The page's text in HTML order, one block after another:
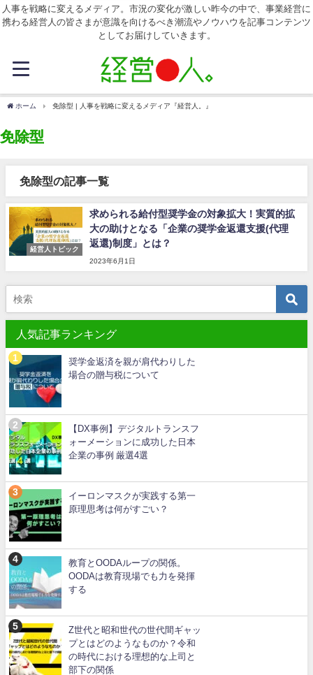
人事を戦略に変えるメディア。市況の変化が激しい昨今の中で、事業経営に
携わる経営人の皆さまが意識を向けるべき潮流やノウハウを記事コンテンツ
としてお届けしていきます。
ホーム 免除型 | 人事を戦略に変えるメディア『経営人。』
免除型
免除型の記事一覧
経営人トピック
求められる給付型奨学金の対象拡大！実質的拡
大の助けとなる「企業の奨学金返還支援(代理
返還)制度」とは？
2023年6月1日
人気記事ランキング
奨学金返済を親が肩代わりした
場合の贈与税について
【DX事例】デジタルトランスフ
ォーメーションに成功した日本
企業の事例 厳選4選
イーロンマスクが実践する第一
原理思考は何がすごい？
教育とOODAループの関係。
OODAは教育現場でも力を発揮
する
Z世代と昭和世代の世代間ギャッ
プとはどのようなものか？令和
の時代における理想的な上司と
部下の関係